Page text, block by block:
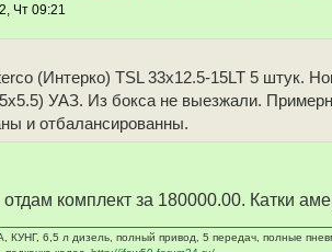
Чт 09:21
(Интерко) TSL 33x12.5-15LT 5 штук.
УАЗ. Из бокса не выезжали.
и отбалансированны.
комплект за 180000.00. Катки
КУНГ, 6,5 л дизель, полный привод, 5 передач, полные